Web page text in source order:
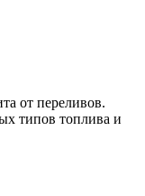
от переливов.
типов топлива и